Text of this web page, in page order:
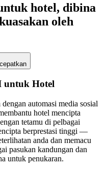
hotel, dibina
oleh
untuk Hotel
automasi media sosial
hotel mencipta
tetamu di pelbagai
berprestasi tinggi —
anda dan memacu
pasukan kandungan dan
untuk penukaran.